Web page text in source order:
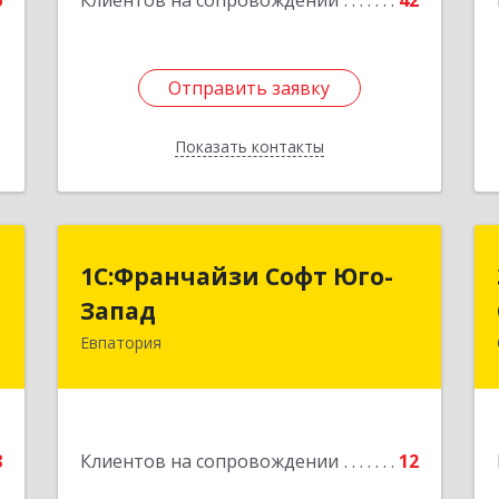
Отправить заявку
Показать контакты
Отправить заявку
Назад
1С:Франчайзи Софт Юго-
Запад
Евпатория
Клиентов на сопровождении 12
1С:Франчайзи Софт Юго-
Запад
297407, Крым Респ, Евпатория г,